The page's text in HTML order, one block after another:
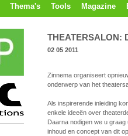
Thema's Tools Magazine
THEATERSALON:
02 05 2011
Zinnema organiseert
onderwerp van het
Als inspirerende inleiding
enkele ideeën over
Daarna nodigen we u
inhoud en concept van dit